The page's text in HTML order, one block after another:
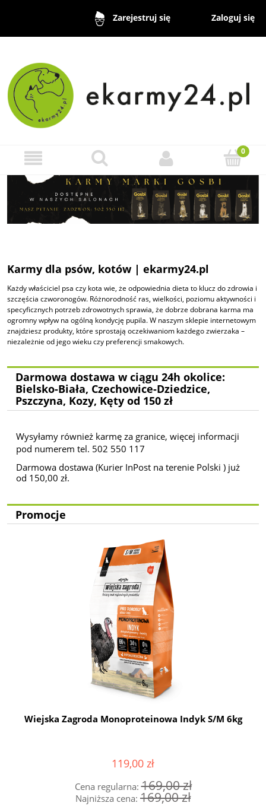
Zarejestruj się Zaloguj się
Karmy dla psów, kotów | ekarmy24.pl
Każdy właściciel psa czy kota wie, że odpowiednia dieta to klucz do zdrowia i
szczęścia czworonogów. Różnorodność ras, wielkości, poziomu aktywności i
specyficznych potrzeb zdrowotnych sprawia, że dobrze dobrana karma ma
ogromny wpływ na ogólną kondycję pupila. W naszym sklepie internetowym
znajdziesz produkty, które sprostają oczekiwaniom każdego zwierzaka –
niezależnie od jego wieku czy preferencji smakowych.
Darmowa dostawa w ciągu 24h okolice:
Bielsko-Biała, Czechowice-Dziedzice,
Pszczyna, Kozy, Kęty od 150 zł
Wysyłamy również karmę za granice, więcej informacji
pod numerem tel. 502 550 117
Darmowa dostawa (Kurier InPost na terenie Polski ) już
od 150,00 zł.
Promocje
Wiejska Zagroda Monoproteinowa Indyk S/M 6kg
119,00 zł
Cena regularna:169,00 zł
Najniższa cena: 169,00 zł